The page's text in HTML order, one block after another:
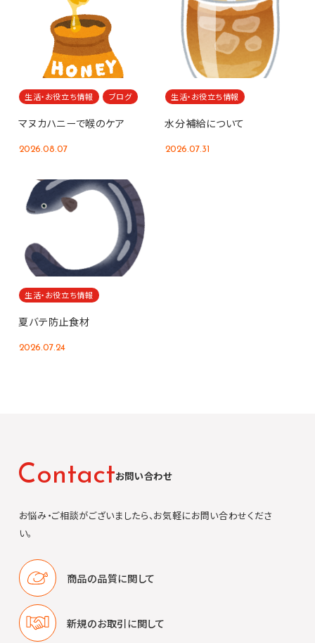
生活・お役立ち情報 ブログ
マヌカハニーで喉のケア
2026.08.07
生活・お役立ち情報
水分補給について
2026.07.31
生活・お役立ち情報
夏バテ防止食材
2026.07.24
Contactお問い合わせ
お悩み・ご相談がございましたら、お気軽にお問い合わせくださ
い。
商品の品質に関して
新規のお取引に関して